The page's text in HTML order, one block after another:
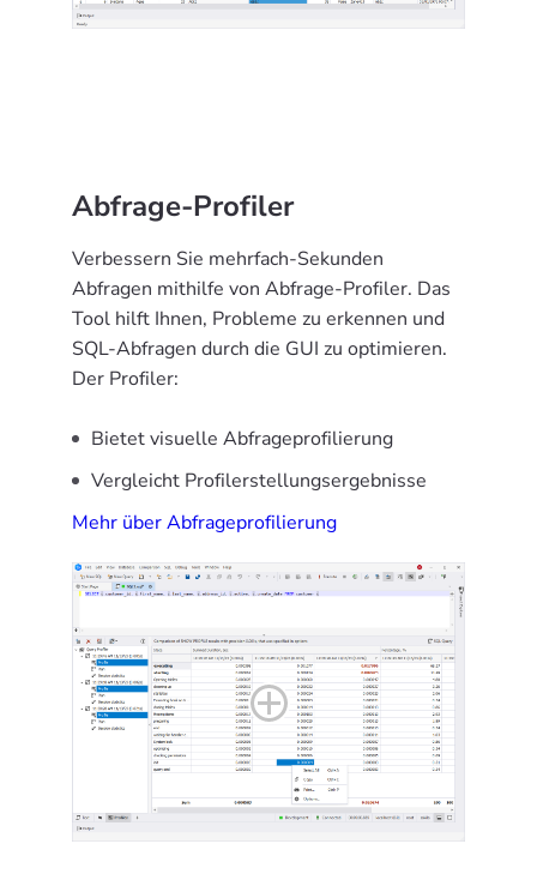
Abfrage-Profiler
Verbessern Sie mehrfach-Sekunden
Abfragen mithilfe von Abfrage-Profiler. Das
Tool hilft Ihnen, Probleme zu erkennen und
SQL-Abfragen durch die GUI zu optimieren.
Der Profiler:
Bietet visuelle Abfrageprofilierung
Vergleicht Profilerstellungsergebnisse
Mehr über Abfrageprofilierung